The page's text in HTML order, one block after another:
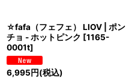
☆fafa（フェフェ） LIOV | ポン
チョ - ホットピンク [1165-
0001t]
6,995 円(税込)